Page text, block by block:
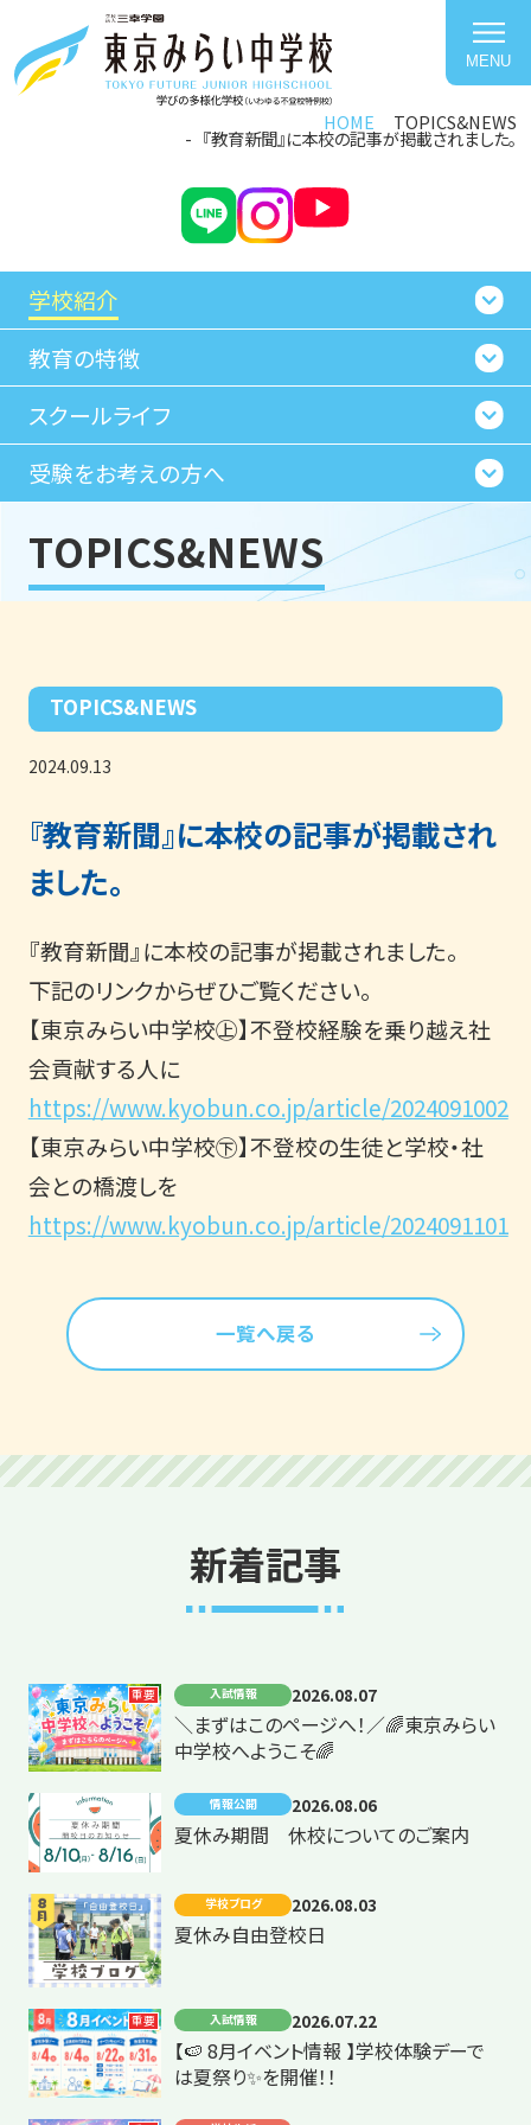
HOME TOPICS&NEWS
『教育新聞』に本校の記事が掲載されました。
MENU
学校紹介
教育の特徴
スクールライフ
受験をお考えの方へ
TOPICS&NEWS
TOPICS&NEWS
2024.09.13
『教育新聞』に本校の記事が掲載され
ました。
『教育新聞』に本校の記事が掲載されました。
下記のリンクからぜひご覧ください。
【東京みらい中学校㊤】不登校経験を乗り越え社
会貢献する人に
https://www.kyobun.co.jp/article/2024091002
【東京みらい中学校㊦】不登校の生徒と学校・社
会との橋渡しを
https://www.kyobun.co.jp/article/2024091101
一覧へ戻る
新着記事
重要 入試情報 2026.08.07
＼まずはこのページへ！／🌈東京みらい
中学校へようこそ🌈
情報公開 2026.08.06
夏休み期間 休校についてのご案内
学校ブログ 2026.08.03
夏休み自由登校日
重要 入試情報 2026.07.22
【🍉 8月イベント情報 】学校体験デーで
は夏祭り✨を開催！！